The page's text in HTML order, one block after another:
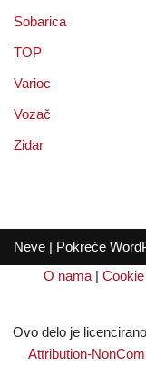
Sobarica
TOP
Varioc
Vozač
Zidar
Neve | Pokreće
O nama |
Ovo delo je
Attribution-